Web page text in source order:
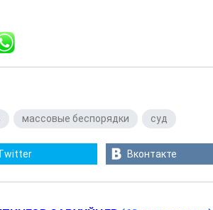
массовые беспорядки суд
Вконтакте